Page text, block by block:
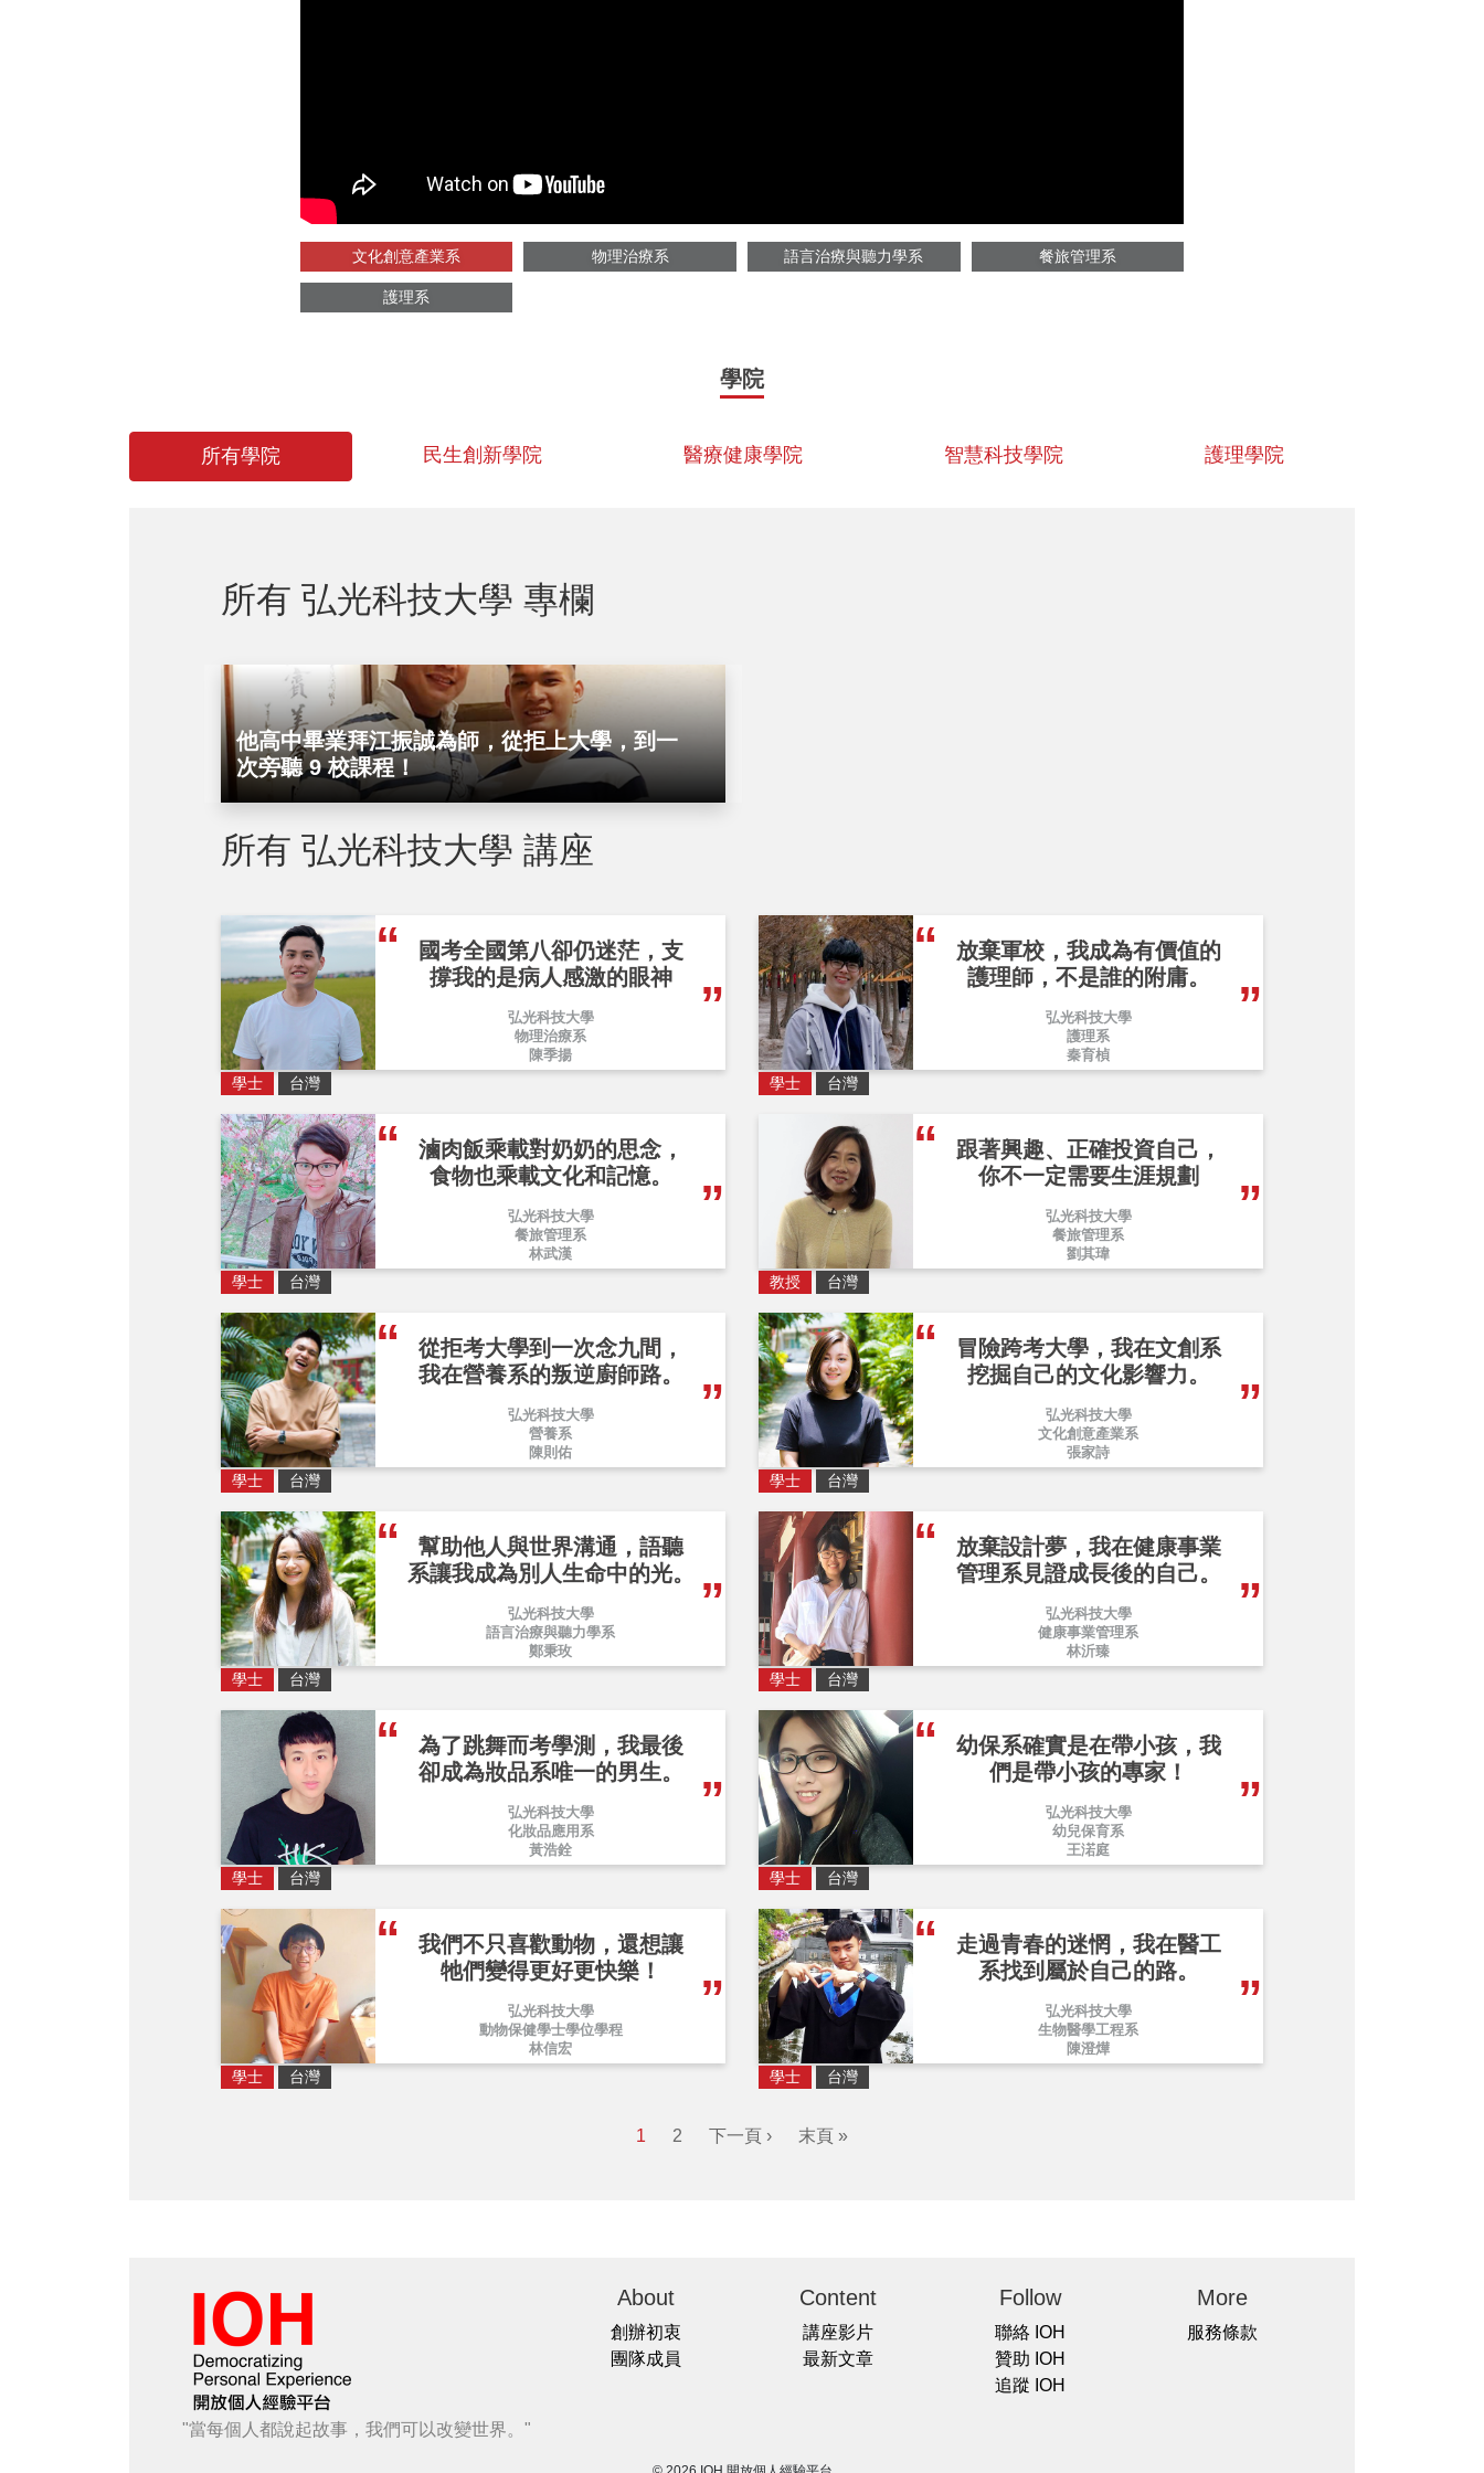
文化創意產業系 物理治療系 語言治療與聽力學系 餐旅管理系
護理系
學院
所有學院 民生創新學院 醫療健康學院 智慧科技學院 護理學院
所有 弘光科技大學 專欄
他高中畢業拜江振誠為師，從拒上大學，到一
次旁聽 9 校課程！
所有 弘光科技大學 講座
國考全國第八卻仍迷茫，支
撐我的是病人感激的眼神
弘光科技大學
物理治療系
陳季揚
學士 台灣
放棄軍校，我成為有價值的
護理師，不是誰的附庸。
弘光科技大學
護理系
秦育楨
學士 台灣
滷肉飯乘載對奶奶的思念，
食物也乘載文化和記憶。
弘光科技大學
餐旅管理系
林武漢
學士 台灣
跟著興趣、正確投資自己，
你不一定需要生涯規劃
弘光科技大學
餐旅管理系
劉其瑋
教授 台灣
從拒考大學到一次念九間，
我在營養系的叛逆廚師路。
弘光科技大學
營養系
陳則佑
學士 台灣
冒險跨考大學，我在文創系
挖掘自己的文化影響力。
弘光科技大學
文化創意產業系
張家詩
學士 台灣
幫助他人與世界溝通，語聽
系讓我成為別人生命中的光。
弘光科技大學
語言治療與聽力學系
鄭秉玫
學士 台灣
放棄設計夢，我在健康事業
管理系見證成長後的自己。
弘光科技大學
健康事業管理系
林沂臻
學士 台灣
為了跳舞而考學測，我最後
卻成為妝品系唯一的男生。
弘光科技大學
化妝品應用系
黃浩銓
學士 台灣
幼保系確實是在帶小孩，我
們是帶小孩的專家！
弘光科技大學
幼兒保育系
王渃庭
學士 台灣
我們不只喜歡動物，還想讓
牠們變得更好更快樂！
弘光科技大學
動物保健學士學位學程
林信宏
學士 台灣
走過青春的迷惘，我在醫工
系找到屬於自己的路。
弘光科技大學
生物醫學工程系
陳澄燁
學士 台灣
1 2 下一頁 › 末頁 »
"當每個人都說起故事，我們可以改變世界。"
About
創辦初衷
團隊成員
Content
講座影片
最新文章
Follow
聯絡 IOH
贊助 IOH
追蹤 IOH
More
服務條款